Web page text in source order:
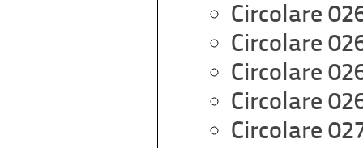
Circolare
Circolare
Circolare
Circolare
Circolare